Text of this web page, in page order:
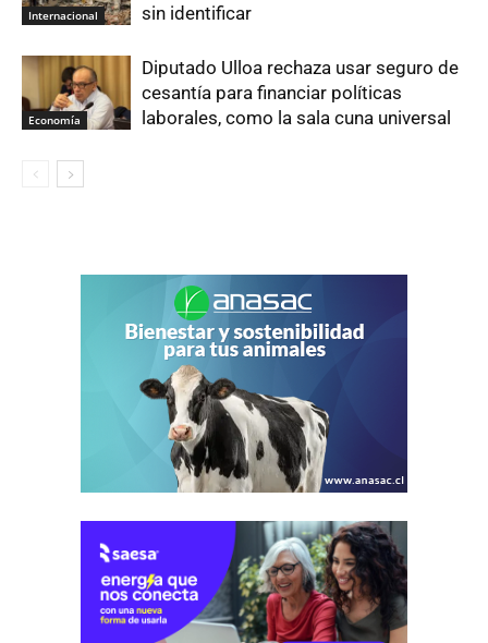
Internacional
sin identificar
Economía
Diputado Ulloa rechaza usar seguro de
cesantía para financiar políticas
laborales, como la sala cuna universal